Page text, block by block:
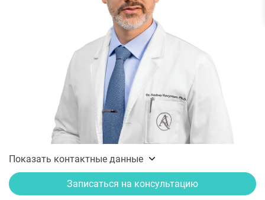
Показать контактные данные
Записаться на консультацию